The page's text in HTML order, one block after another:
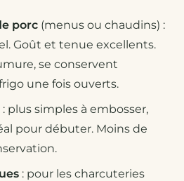
porc (menus ou chaudins) :
Goût et tenue excellents.
se conservent
une fois ouverts.
: plus simples à embosser,
pour débuter. Moins de
: pour les charcuteries